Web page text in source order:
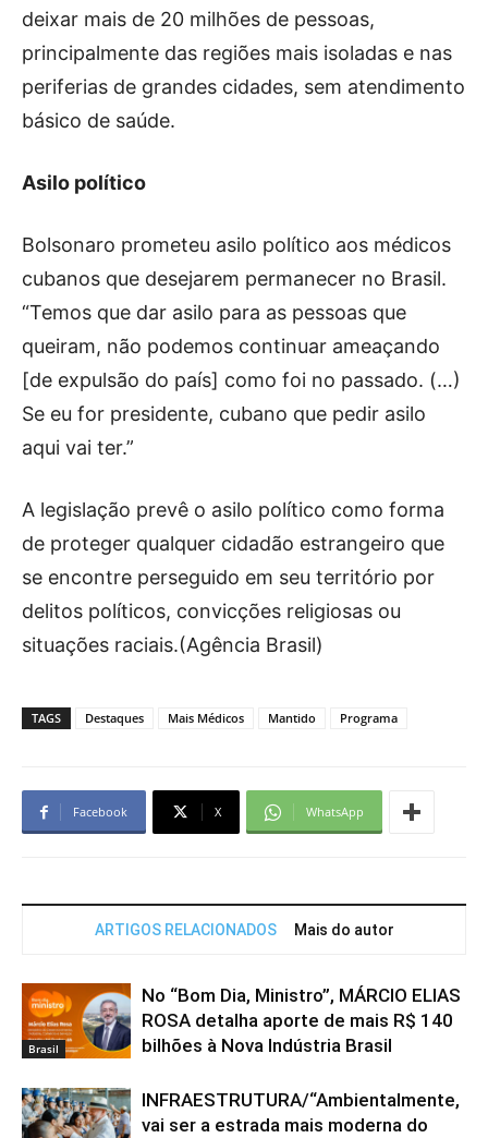
deixar mais de 20 milhões de pessoas,
principalmente das regiões mais isoladas e nas
periferias de grandes cidades, sem atendimento
básico de saúde.
Asilo político
Bolsonaro prometeu asilo político aos médicos
cubanos que desejarem permanecer no Brasil.
“Temos que dar asilo para as pessoas que
queiram, não podemos continuar ameaçando
[de expulsão do país] como foi no passado. (…)
Se eu for presidente, cubano que pedir asilo
aqui vai ter.”
A legislação prevê o asilo político como forma
de proteger qualquer cidadão estrangeiro que
se encontre perseguido em seu território por
delitos políticos, convicções religiosas ou
situações raciais.(Agência Brasil)
TAGS Destaques Mais Médicos Mantido Programa
Facebook X WhatsApp
ARTIGOS RELACIONADOS Mais do autor
Brasil
No “Bom Dia, Ministro”, MÁRCIO ELIAS
ROSA detalha aporte de mais R$ 140
bilhões à Nova Indústria Brasil
INFRAESTRUTURA/“Ambientalmente,
vai ser a estrada mais moderna do